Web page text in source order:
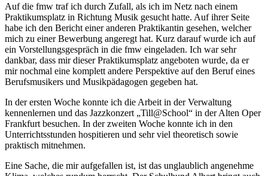
Auf die fmw traf ich durch Zufall, als ich im Netz nach einem
Praktikumsplatz in Richtung Musik gesucht hatte. Auf ihrer Seite
habe ich den Bericht einer anderen Praktikantin gesehen, welcher
mich zu einer Bewerbung angeregt hat. Kurz darauf wurde ich auf
ein Vorstellungsgespräch in die fmw eingeladen. Ich war sehr
dankbar, dass mir dieser Praktikumsplatz angeboten wurde, da er
mir nochmal eine komplett andere Perspektive auf den Beruf eines
Berufsmusikers und Musikpädagogen gegeben hat.
In der ersten Woche konnte ich die Arbeit in der Verwaltung
kennenlernen und das Jazzkonzert „Till@School“ in der Alten Oper
Frankfurt besuchen. In der zweiten Woche konnte ich in den
Unterrichtsstunden hospitieren und sehr viel theoretisch sowie
praktisch mitnehmen.
Eine Sache, die mir aufgefallen ist, ist das unglaublich angenehme